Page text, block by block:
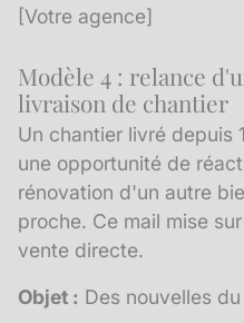
[Votre agence]
Modèle 4 : relance
livraison de chantier
Un chantier livré depuis
une opportunité de
rénovation d'un autre
proche. Ce mail mise
vente directe.
Objet : Des nouvelles